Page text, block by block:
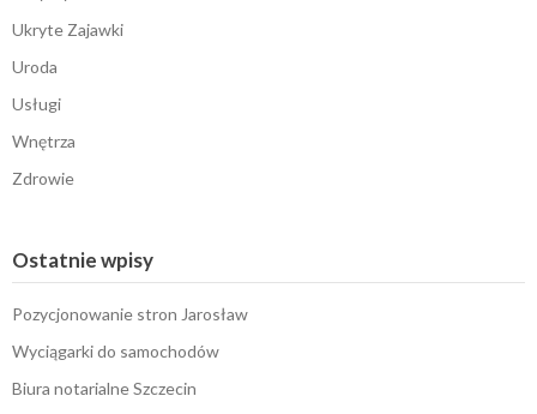
Ukryte Zajawki
Uroda
Usługi
Wnętrza
Zdrowie
Ostatnie wpisy
Pozycjonowanie stron Jarosław
Wyciągarki do samochodów
Biura notarialne Szczecin